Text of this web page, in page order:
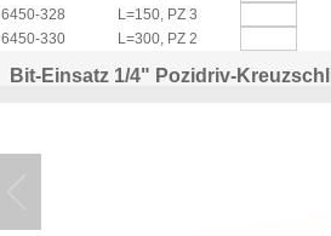
6450-328
L=150, PZ 3
6450-330
L=300, PZ 2
Bit-Einsatz 1/4" Pozidriv-